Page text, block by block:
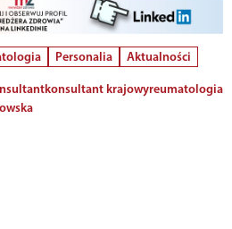
Personalia
Aktualności
konsultant krajowyreumatologia